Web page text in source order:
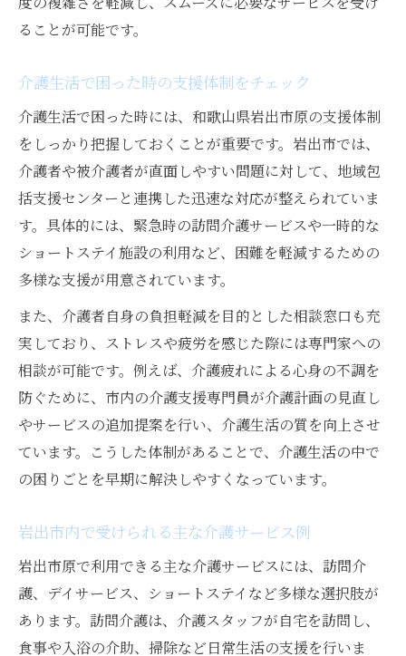
ることが可能です。
介護生活で困った時の支援体制をチェック
介護生活で困った時には、和歌山県岩出市原の支援体制
をしっかり把握しておくことが重要です。岩出市では、
介護者や被介護者が直面しやすい問題に対して、地域包
括支援センターと連携した迅速な対応が整えられていま
す。具体的には、緊急時の訪問介護サービスや一時的な
ショートステイ施設の利用など、困難を軽減するための
多様な支援が用意されています。
また、介護者自身の負担軽減を目的とした相談窓口も充
実しており、ストレスや疲労を感じた際には専門家への
相談が可能です。例えば、介護疲れによる心身の不調を
防ぐために、市内の介護支援専門員が介護計画の見直し
やサービスの追加提案を行い、介護生活の質を向上させ
ています。こうした体制があることで、介護生活の中で
の困りごとを早期に解決しやすくなっています。
岩出市内で受けられる主な介護サービス例
岩出市原で利用できる主な介護サービスには、訪問介
護、デイサービス、ショートステイなど多様な選択肢が
あります。訪問介護は、介護スタッフが自宅を訪問し、
食事や入浴の介助、掃除など日常生活の支援を行いま